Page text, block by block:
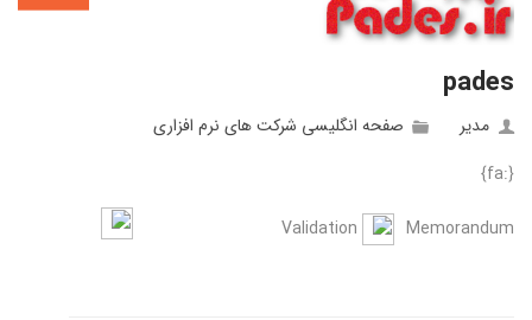
pades
مدیر
صفحه انگلیسی شرکت های نرم افزاری
{:fa}
Validation Memorandum